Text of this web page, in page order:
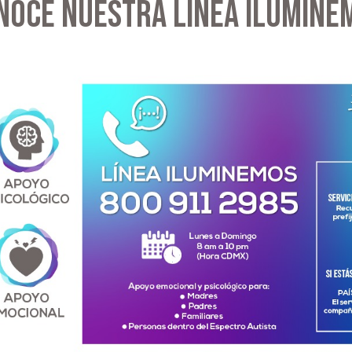
NUESTRA LÍNEA